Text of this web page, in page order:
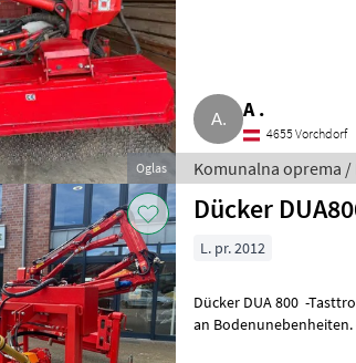
Oglas
A .
4655 Vorchdorf
Komunalna oprema
Dücker
L. pr. 2012
Dücker DUA 800 -Tasttronic, automatische Anpassung des Mahkopfes
an Bodenunebenheiten. -